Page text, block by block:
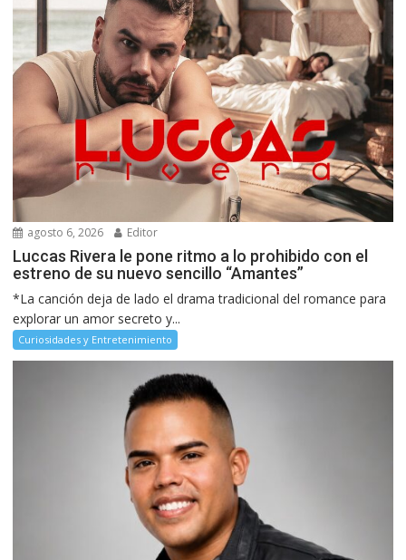
agosto 6, 2026 Editor
Luccas Rivera le pone ritmo a lo prohibido con el
estreno de su nuevo sencillo “Amantes”
*La canción deja de lado el drama tradicional del romance para
explorar un amor secreto y...
Curiosidades y Entretenimiento